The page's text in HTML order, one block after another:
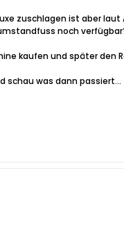
zuschlagen ist aber
noch
kaufen und später den
schau was dann passiert...